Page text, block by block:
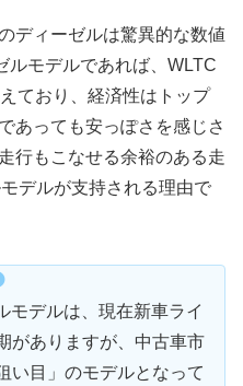
ディーゼルは驚異的な数値
ルモデルであれば、WLTC
ており、経済性はトップ
あっても安っぽさを感じさ
行もこなせる余裕のある走
デルが支持される理由で
モデルは、現在新車ライ
がありますが、中古車市
い目」のモデルとなって